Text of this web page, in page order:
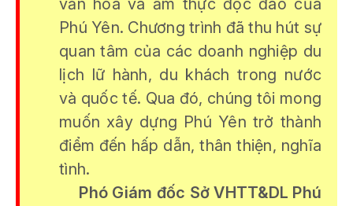
văn hóa và ẩm thực độc đáo của
Phú Yên. Chương trình đã thu hút sự
quan tâm của các doanh nghiệp du
lịch lữ hành, du khách trong nước
và quốc tế. Qua đó, chúng tôi mong
muốn xây dựng Phú Yên trở thành
điểm đến hấp dẫn, thân thiện, nghĩa
tình.
Phó Giám đốc Sở VHTT&DL Phú